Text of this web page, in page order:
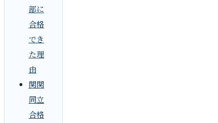
部に
合格
でき
た理
由
関関
同立
合格